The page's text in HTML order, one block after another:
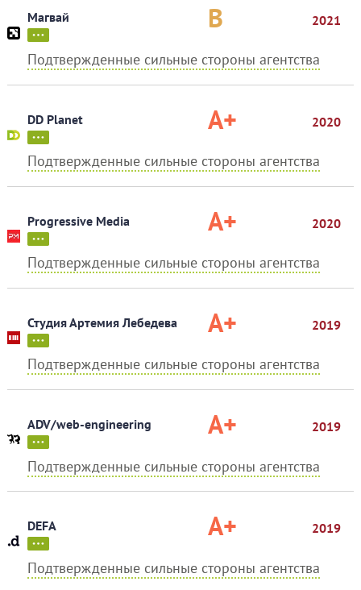
Магвай B 2021
Подтвержденные сильные стороны агентства
DD Planet A+ 2020
Подтвержденные сильные стороны агентства
Progressive Media A+ 2020
Подтвержденные сильные стороны агентства
Студия Артемия Лебедева A+ 2019
Подтвержденные сильные стороны агентства
ADV/web-engineering A+ 2019
Подтвержденные сильные стороны агентства
DEFA A+ 2019
Подтвержденные сильные стороны агентства